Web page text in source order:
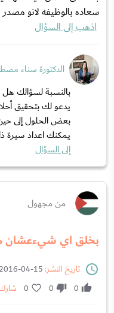
سعاده بالوظيفه لانو مصدر رزق يعني
اذهب إلى السؤال
الدكتورة سناء
بالنسبة لسؤالك هل
يدعو لك بتحقيق
بعض الحلول إلى
يمكنك اعداد سيرة
إلى السؤال
من مجهول
بخلق اي شيءعشان
تاريخ النشر:
0
0
0